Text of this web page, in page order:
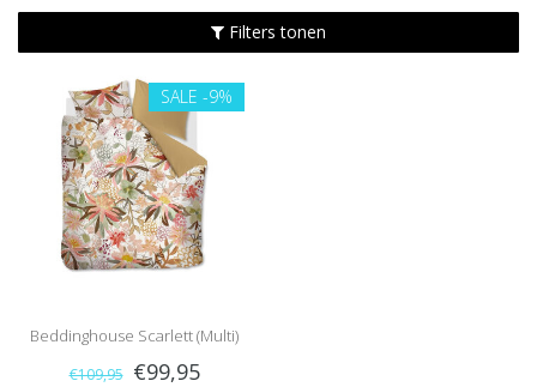
Filters tonen
SALE -9%
Beddinghouse Scarlett (Multi)
€109,95 €99,95